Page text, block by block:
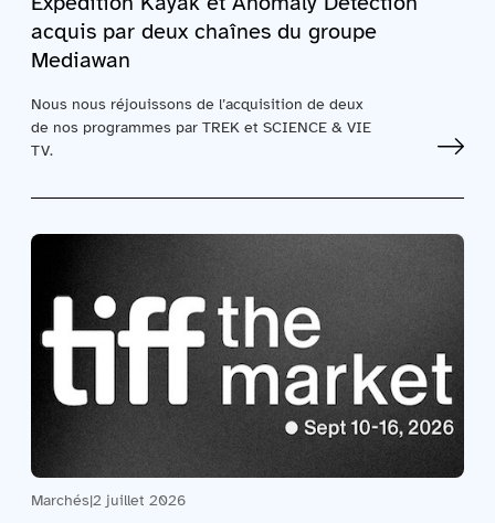
acquis par deux chaînes du groupe
Mediawan
Nous nous réjouissons de l’acquisition de deux
de nos programmes par TREK et SCIENCE & VIE
TV.
Marchés|2 juillet 2026